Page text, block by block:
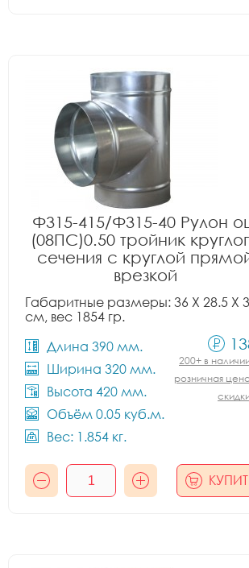
Ф315-415/Ф315-40 Рулон
(08ПС)0.50 тройник
сечения с круглой
врезкой
Габаритные размеры: 36 X 28.5 X
см, вес 1854 гр.
Длина 390 мм.
Ширина 320 мм.
Высота 420 мм.
Объём 0.05 куб.м.
Вес: 1.854 кг.
200+ в
розничная